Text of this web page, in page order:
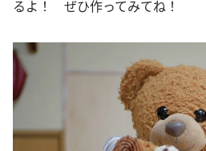
るよ！ ぜひ作ってみてね！